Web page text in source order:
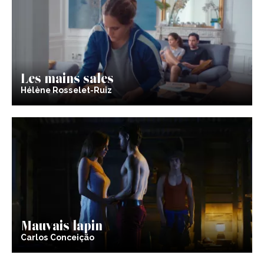
Les mains sales
Hélène Rosselet-Ruiz
Mauvais lapin
Carlos Conceição